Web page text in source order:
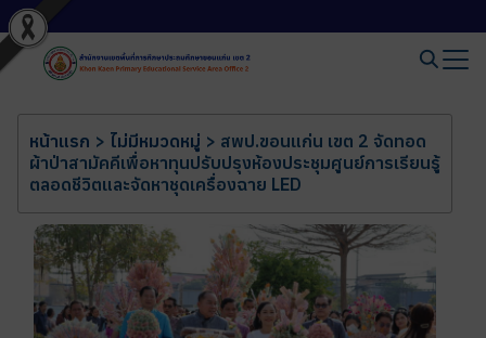
หน้าแรก > ไม่มีหมวดหมู่ > สพป.ขอนแก่น เขต 2 จัดทอด
ผ้าป่าสามัคคีเพื่อหาทุนปรับปรุงห้องประชุมศูนย์การเรียนรู้
ตลอดชีวิตและจัดหาชุดเครื่องฉาย LED